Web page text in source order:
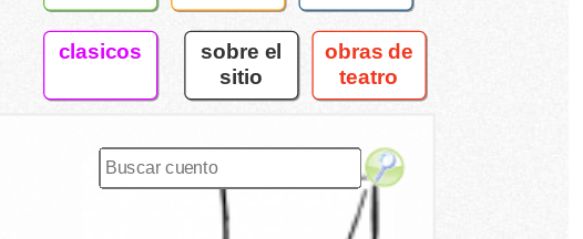
clasicos sobre el
sitio
obras de
teatro